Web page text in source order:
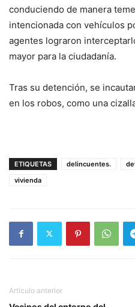
conduciendo de manera
intencionada con vehículos
agentes lograron
mayor para la ciudadanía.
Tras su detención, se
en los robos, como una
ETIQUETAS delincuentes.
vivienda
Artículo anterior